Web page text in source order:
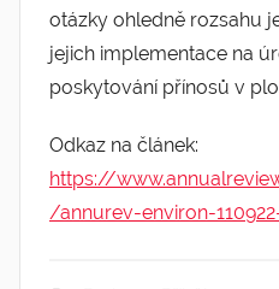
otázky ohledně rozsahu
jejich implementace na
poskytování přínosů v
Odkaz na článek:
https://
/annurev-environ-